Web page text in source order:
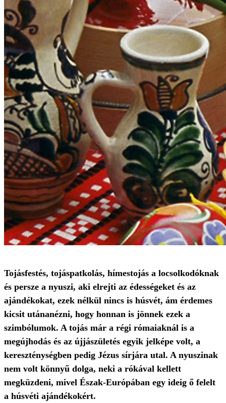
Tojásfestés, tojáspatkolás, hímestojás a locsolkodóknak
és persze a nyuszi, aki elrejti az édességeket és az
ajándékokat, ezek nélkül nincs is húsvét, ám érdemes
kicsit utánanézni, hogy honnan is jönnek ezek a
szimbólumok. A tojás már a régi rómaiaknál is a
megújhodás és az újjászületés egyik jelképe volt, a
kereszténységben pedig Jézus sírjára utal. A nyuszinak
nem volt könnyű dolga, neki a rókával kellett
megküzdeni, mivel Észak-Európában egy ideig ő felelt
a húsvéti ajándékokért.